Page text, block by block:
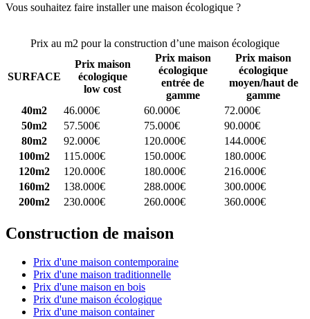
Vous souhaitez faire installer une maison écologique ?
Prix au m2 pour la construction d’une maison écologique
SURFACE
Prix maison
écologique
low cost
Prix maison
écologique
entrée de
gamme
Prix maison
écologique
moyen/haut de
gamme
40m2
46.000€ 60.000€
72.000€
50m2
57.500€ 75.000€
90.000€
80m2
92.000€ 120.000€
144.000€
100m2
115.000€ 150.000€
180.000€
120m2
120.000€ 180.000€
216.000€
160m2
138.000€ 288.000€
300.000€
200m2
230.000€ 260.000€ 360.000€
Construction de maison
Prix d'une maison contemporaine
Prix d'une maison traditionnelle
Prix d'une maison en bois
Prix d'une maison écologique
Prix d'une maison container